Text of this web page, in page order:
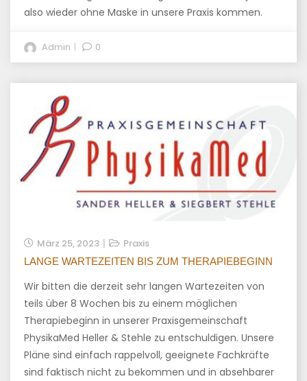
also wieder ohne Maske in unsere Praxis kommen.
Admin 0
März 25, 2023 Praxis
LANGE WARTEZEITEN BIS ZUM THERAPIEBEGINN
Wir bitten die derzeit sehr langen Wartezeiten von
teils über 8 Wochen bis zu einem möglichen
Therapiebeginn in unserer Praxisgemeinschaft
PhysikaMed Heller & Stehle zu entschuldigen. Unsere
Pläne sind einfach rappelvoll, geeignete Fachkräfte
sind faktisch nicht zu bekommen und in absehbarer